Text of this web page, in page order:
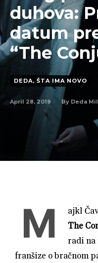
duhova:
datum
“The
DEDA, ŠTA IMA NOVO
April 28, 2019 By Deda
M
ajkl
The
radi na
franšize o bračnom